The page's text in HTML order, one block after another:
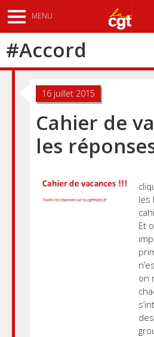
au
contenu
principal
MENU
#Accord
16 juillet 2015
Cahier de
les
les
Et
on